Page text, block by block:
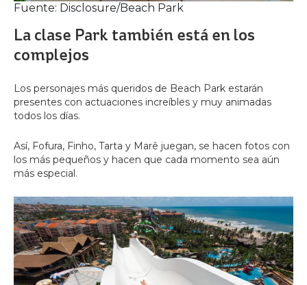
Fuente: Disclosure/Beach Park
La clase Park también está en los
complejos
Los personajes más queridos de Beach Park estarán
presentes con actuaciones increíbles y muy animadas
todos los días.
Así, Fofura, Finho, Tarta y Marê juegan, se hacen fotos con
los más pequeños y hacen que cada momento sea aún
más especial.